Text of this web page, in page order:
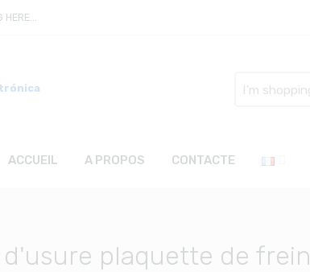
HERE...
here
ACCUEIL A PROPOS CONTACTE
d'usure plaquette de frein